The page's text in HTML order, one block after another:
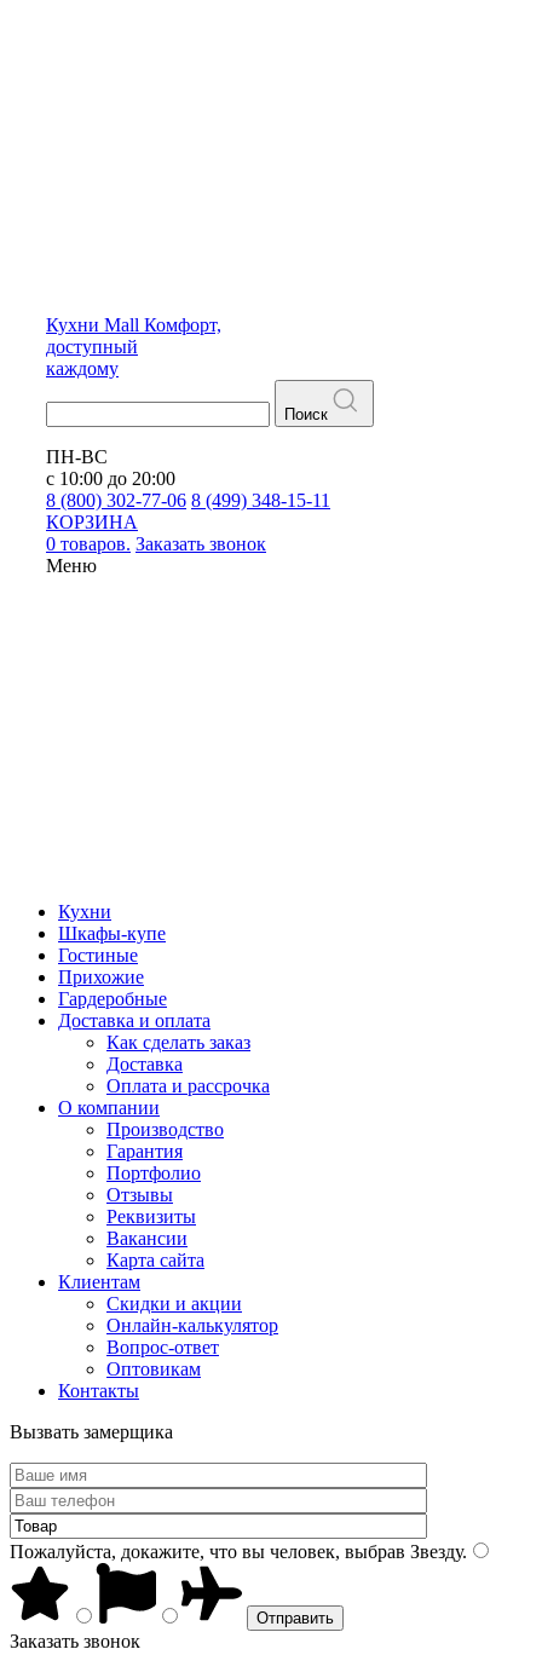
Кухни Mall Комфорт,
доступный
каждому
Поиск
ПН-ВС
с 10:00 до 20:00
8 (800) 302-77-06 8 (499) 348-15-11
КОРЗИНА
0 товаров. Заказать звонок
Меню
Кухни
Шкафы-купе
Гостиные
Прихожие
Гардеробные
Доставка и оплата
Как сделать заказ
Доставка
Оплата и рассрочка
О компании
Производство
Гарантия
Портфолио
Отзывы
Реквизиты
Вакансии
Карта сайта
Клиентам
Скидки и акции
Онлайн-калькулятор
Вопрос-ответ
Оптовикам
Контакты
Вызвать замерщика
Пожалуйста, докажите, что вы человек, выбрав Звезду.
Заказать звонок